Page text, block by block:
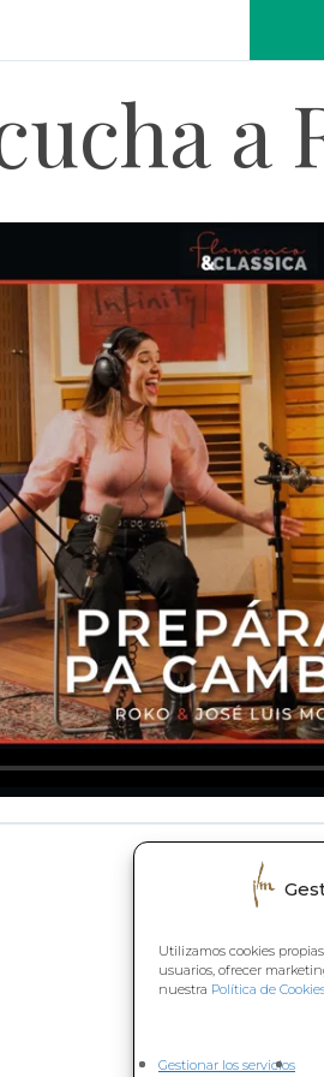
Utilizamos cookies
usuarios, ofrecer
nuestra Política de
Gestionar los servicios
a